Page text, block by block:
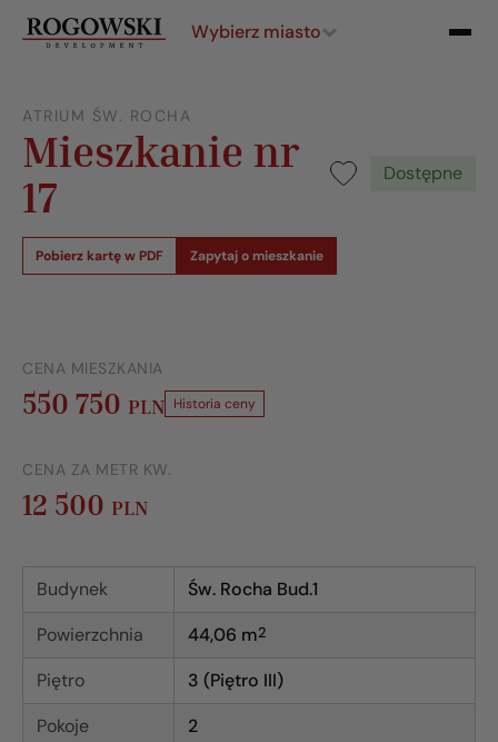
Wybierz miasto
ATRIUM ŚW. ROCHA
Mieszkanie nr
17
Dostępne
Pobierz kartę w PDF Zapytaj o mieszkanie
CENA MIESZKANIA
550 750 PLN Historia ceny
CENA ZA METR KW.
12 500 PLN
Budynek
Św. Rocha Bud.1
Powierzchnia
44,06 m2
Piętro
3 (Piętro III)
Pokoje
2